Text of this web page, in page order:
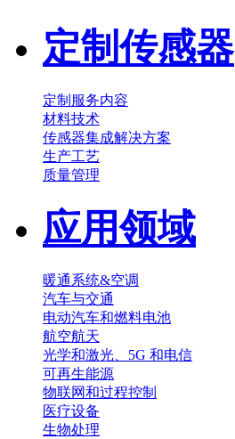
定制传感器
定制服务内容
材料技术
传感器集成解决方案
生产工艺
质量管理
应用领域
暖通系统&空调
汽车与交通
电动汽车和燃料电池
航空航天
光学和激光、5G 和电信
可再生能源
物联网和过程控制
医疗设备
生物处理